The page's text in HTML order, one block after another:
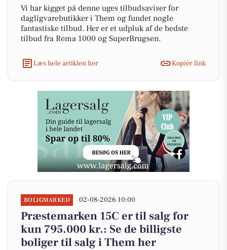
Vi har kigget på denne uges tilbudsaviser for
dagligvarebutikker i Them og fundet nogle
fantastiske tilbud. Her er et udpluk af de bedste
tilbud fra Rema 1000 og SuperBrugsen.
Læs hele artiklen her Kopiér link
BOLIGMARKED 02-08-2026 10:00
Præstemarken 15C er til salg for
kun 795.000 kr.: Se de billigste
boliger til salg i Them her